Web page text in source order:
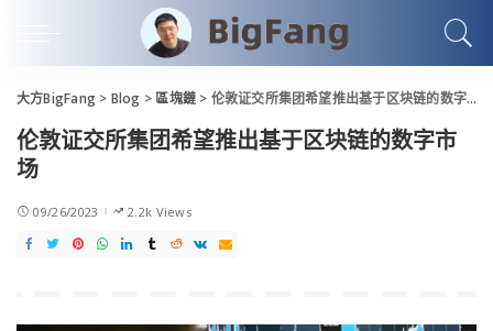
大方BigFang > Blog >區塊鏈 > 伦敦证交所集团希望推出基于区块链的数字市场
伦敦证交所集团希望推出基于区块链的数字市
场
09/26/2023 2.2k Views